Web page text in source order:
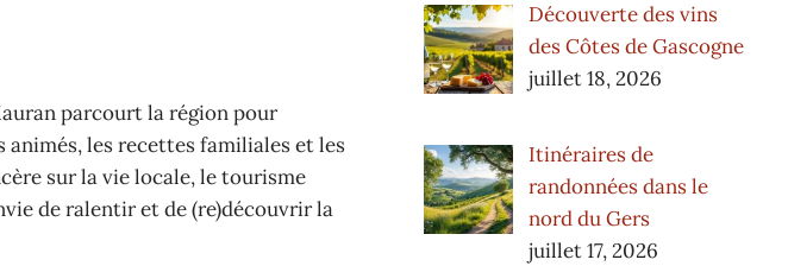
parcourt la région pour
animés, les recettes familiales et les
sur la vie locale, le tourisme
de ralentir et de (re)découvrir la
Découverte des vins
des Côtes de Gascogne
juillet 18, 2026
Itinéraires de
randonnées dans le
nord du Gers
juillet 17, 2026